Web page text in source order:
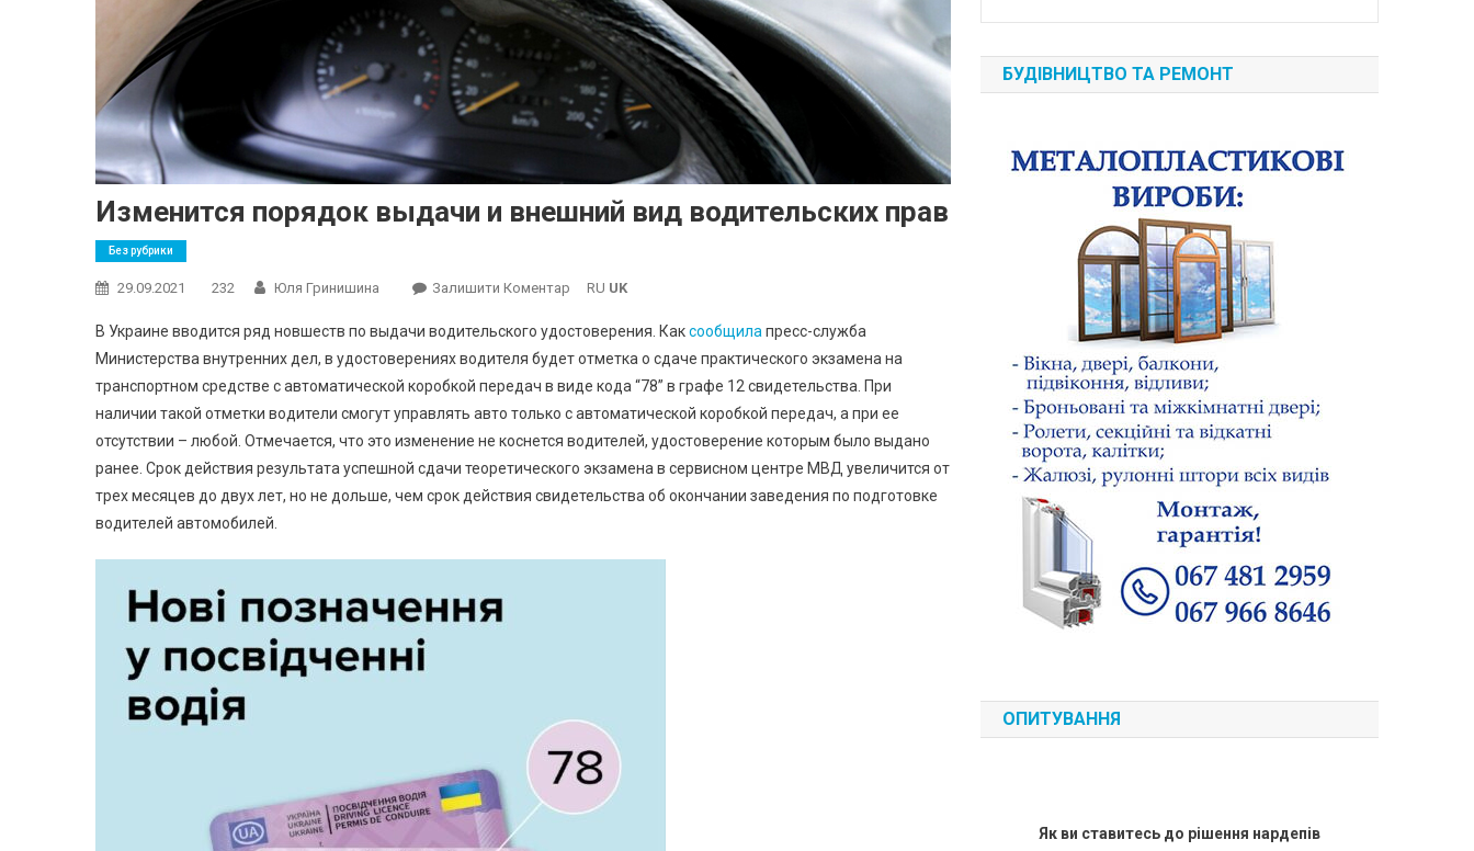
Изменится порядок выдачи и внешний вид водительских прав
Без рубрики
29.09.2021 232 Юля Гринишина Залишити Коментар
Порядок
Выдачи
И
Внешний
Вид
Водительских
Прав
RU UK
В Украине вводится ряд новшеств по выдачи водительского удостоверения. Каксообщила пресс-служба
Министерства внутренних дел, в удостоверениях водителя будет отметка о сдаче практического экзамена на
транспортном средстве с автоматической коробкой передач в виде кода “78” в графе 12 свидетельства. При
наличии такой отметки водители смогут управлять авто только с автоматической коробкой передач, а при ее
отсутствии – любой. Отмечается, что это изменение не коснется водителей, удостоверение которым было выдано
ранее. Срок действия результата успешной сдачи теоретического экзамена в сервисном центре МВД увеличится от
трех месяцев до двух лет, но не дольше, чем срок действия свидетельства об окончании заведения по подготовке
водителей автомобилей.
БУДІВНИЦТВО ТА РЕМОНТ
ОПИТУВАННЯ
Як ви ставитесь до рішення нардепів